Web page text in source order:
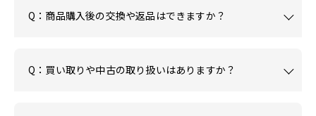
Q：商品購入後の交換や返品はできますか？
Q：買い取りや中古の取り扱いはありますか？